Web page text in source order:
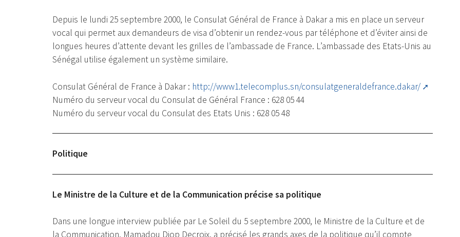
Depuis le lundi 25 septembre 2000, le Consulat Général de France à Dakar a mis en place un serveur
vocal qui permet aux demandeurs de visa d’obtenir un rendez-vous par téléphone et d’éviter ainsi de
longues heures d’attente devant les grilles de l’ambassade de France. L’ambassade des Etats-Unis au
Sénégal utilise également un système similaire.
Consulat Général de France à Dakar : http://www1.telecomplus.sn/consulatgeneraldefrance.dakar/
Numéro du serveur vocal du Consulat de Général France : 628 05 44
Numéro du serveur vocal du Consulat des Etats Unis : 628 05 48
Politique
Le Ministre de la Culture et de la Communication précise sa politique
Dans une longue interview publiée par Le Soleil du 5 septembre 2000, le Ministre de la Culture et de
la Communication, Mamadou Diop Decroix, a précisé les grands axes de la politique qu’il compte